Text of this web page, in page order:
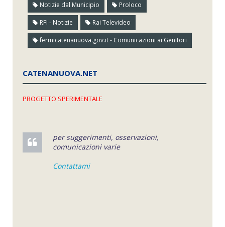
Notizie dal Municipio Proloco
RFI - Notizie Rai Televideo
fermicatenanuova.gov.it - Comunicazioni ai Genitori
CATENANUOVA.NET
PROGETTO SPERIMENTALE
per suggerimenti, osservazioni,
comunicazioni varie
Contattami